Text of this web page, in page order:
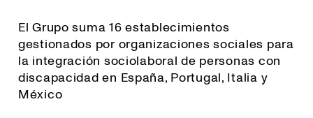
El Grupo suma 16 establecimientos
gestionados por organizaciones sociales para
la integración sociolaboral de personas con
discapacidad en España, Portugal, Italia y
México